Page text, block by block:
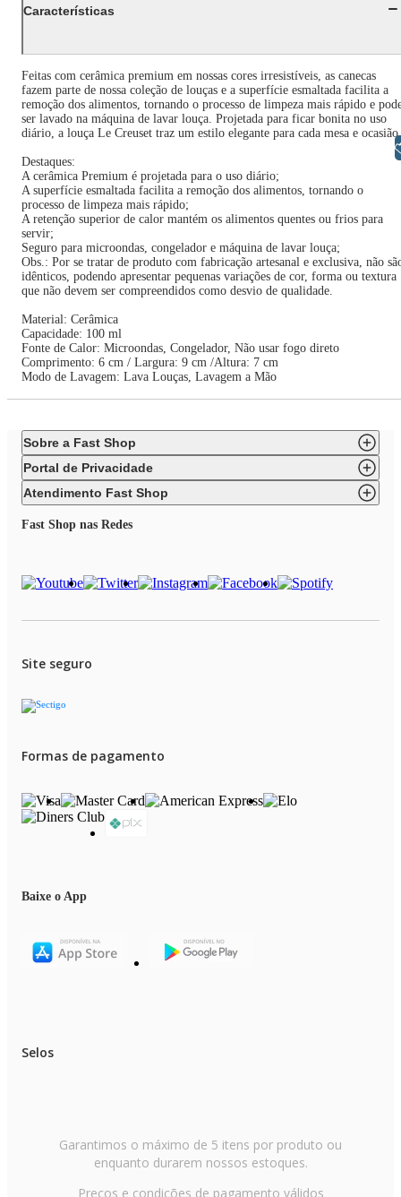
Características
Feitas com cerâmica premium em nossas cores irresistíveis, as canecas
fazem parte de nossa coleção de louças e a superfície esmaltada facilita a
remoção dos alimentos, tornando o processo de limpeza mais rápido e
ser lavado na máquina de lavar louça. Projetada para ficar bonita no uso
diário, a louça Le Creuset traz um estilo elegante para cada mesa e ocasião.
Destaques:
A cerâmica Premium é projetada para o uso diário;
A superfície esmaltada facilita a remoção dos alimentos, tornando o
processo de limpeza mais rápido;
A retenção superior de calor mantém os alimentos quentes ou frios para
servir;
Seguro para microondas, congelador e máquina de lavar louça;
Obs.: Por se tratar de produto com fabricação artesanal e exclusiva, não
idênticos, podendo apresentar pequenas variações de cor, forma ou textura
que não devem ser compreendidos como desvio de qualidade.
Material: Cerâmica
Capacidade: 100 ml
Fonte de Calor: Microondas, Congelador, Não usar fogo direto
Comprimento: 6 cm / Largura: 9 cm /Altura: 7 cm
Modo de Lavagem: Lava Louças, Lavagem a Mão
Sobre a Fast Shop
Portal de Privacidade
Atendimento Fast Shop
Fast Shop nas Redes
Site seguro
Formas de pagamento
Baixe o App
Selos
Garantimos o máximo de 5 itens por produto ou
enquanto durarem nossos estoques.
Preços e condições de pagamento válidos